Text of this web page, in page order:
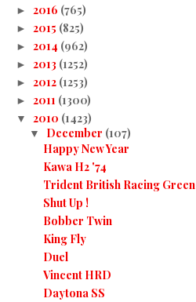
► 2016 (765)
► 2015 (825)
► 2014 (962)
► 2013 (1252)
► 2012 (1253)
► 2011 (1300)
▼ 2010 (1423)
▼ December (107)
Happy New Year
Kawa H2 '74
Trident British Racing Green
Shut Up !
Bobber Twin
King Fly
Duel
Vincent HRD
Daytona SS